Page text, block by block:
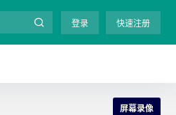
登录 快速注册
屏幕录像